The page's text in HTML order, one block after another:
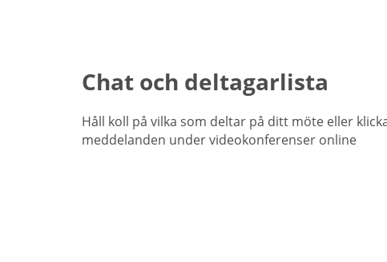
Chat och deltagarlista
Håll koll på vilka som deltar på ditt möte eller
meddelanden under videokonferenser online